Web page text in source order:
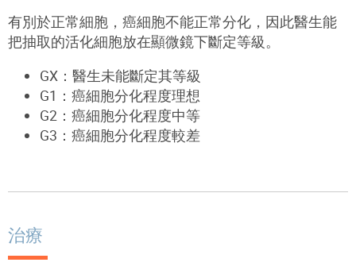
有別於正常細胞，癌細胞不能正常分化，因此醫生能
把抽取的活化細胞放在顯微鏡下斷定等級。
GX：醫生未能斷定其等級
G1：癌細胞分化程度理想
G2：癌細胞分化程度中等
G3：癌細胞分化程度較差
治療